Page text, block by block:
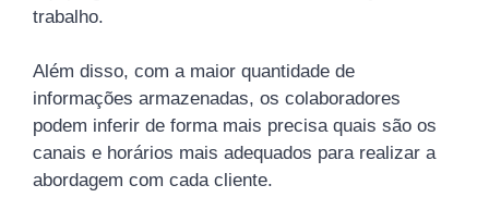
trabalho.
Além disso, com a maior quantidade de
informações armazenadas, os colaboradores
podem inferir de forma mais precisa quais são os
canais e horários mais adequados para realizar a
abordagem com cada cliente.